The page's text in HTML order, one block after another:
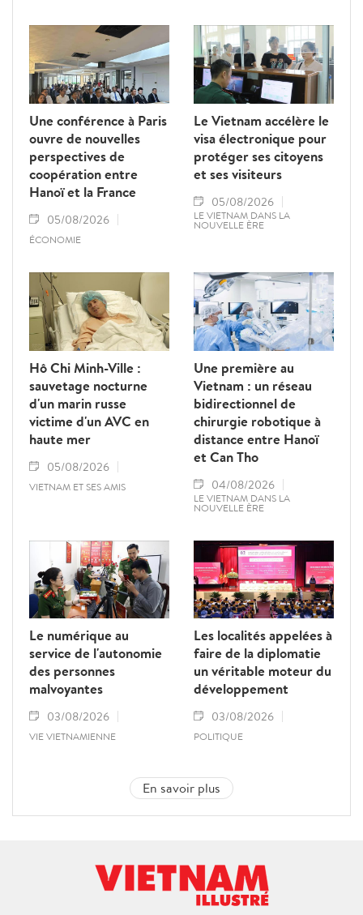
Une conférence à Paris
ouvre de nouvelles
perspectives de
coopération entre
Hanoï et la France
05/08/2026
ÉCONOMIE
Le Vietnam accélère le
visa électronique pour
protéger ses citoyens
et ses visiteurs
05/08/2026
LE VIETNAM DANS LA
NOUVELLE ÈRE
Hô Chi Minh-Ville :
sauvetage nocturne
d'un marin russe
victime d'un AVC en
haute mer
05/08/2026
VIETNAM ET SES AMIS
Une première au
Vietnam : un réseau
bidirectionnel de
chirurgie robotique à
distance entre Hanoï
et Can Tho
04/08/2026
LE VIETNAM DANS LA
NOUVELLE ÈRE
Le numérique au
service de l'autonomie
des personnes
malvoyantes
03/08/2026
VIE VIETNAMIENNE
Les localités appelées à
faire de la diplomatie
un véritable moteur du
développement
03/08/2026
POLITIQUE
En savoir plus